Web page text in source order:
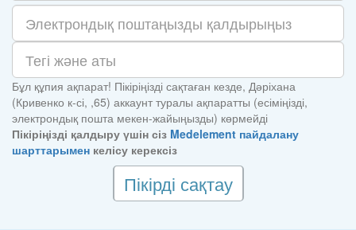
Бұл құпия ақпарат! Пікіріңізді сақтаған кезде, Дәріхана
(Кривенко к-сі, ,65) аккаунт туралы ақпаратты (есіміңізді,
электрондық пошта мекен-жайыңызды) көрмейді
Пікіріңізді қалдыру үшін сіз Medelement пайдалану
шарттарымен келісу керексіз
Пікірді сақтау